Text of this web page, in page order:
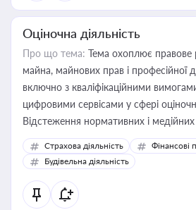
Оціночна діяльність
Про що тема: Тема охоплює правове
майна, майнових прав і професійної
включно з кваліфікаційними
цифровими сервісами у сфері
Відстеження нормативних і медійних
корисне для власника бізнесу,
бухгалтера під час оподаткування,
державного майна, корпоративних
статусу суб'єктів оціночної діяльності
Страхова діяльність
Фінансові
Будівельна діяльність